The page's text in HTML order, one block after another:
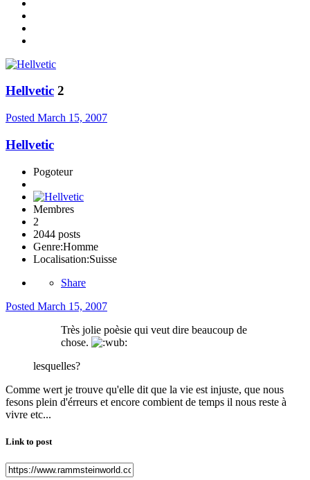
Hellvetic 2
Posted March 15, 2007
Hellvetic
Pogoteur
Membres
2
2044 posts
Genre:Homme
Localisation:Suisse
Share
Posted March 15, 2007
Très jolie poèsie qui veut dire beaucoup de
chose.
lesquelles?
Comme wert je trouve qu'elle dit que la vie est injuste, que nous
fesons plein d'érreurs et encore combient de temps il nous reste à
vivre etc...
Link to post